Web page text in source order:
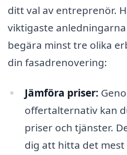
ditt val av entreprenör.
viktigaste
begära minst tre olika
din fasadrenovering:
Jämföra priser:
offertalternativ kan
priser och tjänster.
dig att hitta det mest